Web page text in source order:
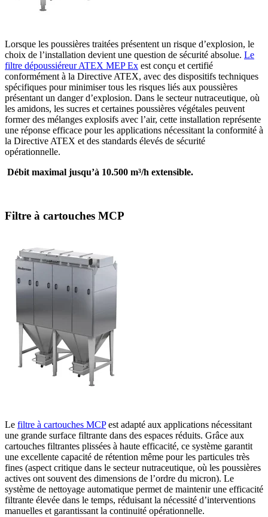
Lorsque les poussières traitées présentent un risque d’explosion, le
choix de l’installation devient une question de sécurité absolue. Le
filtre dépoussiéreur ATEX MEP Ex est conçu et certifié
conformément à la Directive ATEX, avec des dispositifs techniques
spécifiques pour minimiser tous les risques liés aux poussières
présentant un danger d’explosion. Dans le secteur nutraceutique, où
les amidons, les sucres et certaines poussières végétales peuvent
former des mélanges explosifs avec l’air, cette installation représente
une réponse efficace pour les applications nécessitant la conformité à
la Directive ATEX et des standards élevés de sécurité
opérationnelle.
Débit maximal jusqu’à 10.500 m³/h extensible.
Filtre à cartouches MCP
Le filtre à cartouches MCPest adapté aux applications nécessitant
une grande surface filtrante dans des espaces réduits. Grâce aux
cartouches filtrantes plissées à haute efficacité, ce système garantit
une excellente capacité de rétention même pour les particules très
fines (aspect critique dans le secteur nutraceutique, où les poussières
actives ont souvent des dimensions de l’ordre du micron). Le
système de nettoyage automatique permet de maintenir une efficacité
filtrante élevée dans le temps, réduisant la nécessité d’interventions
manuelles et garantissant la continuité opérationnelle.